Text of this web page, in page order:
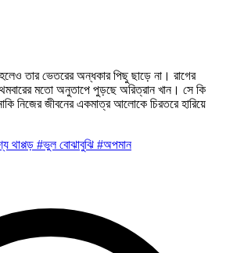
তার ভেতরের অন্ধকার পিছু ছাড়ে না। রাগের
মতো অনুতাপে পুড়ছে অরিত্রান খান। সে কি
নিজের জীবনের একমাত্র আলোকে চিরতরে হারিয়ে
থাপ্পড় #ভুল বোঝাবুঝি #অপমান